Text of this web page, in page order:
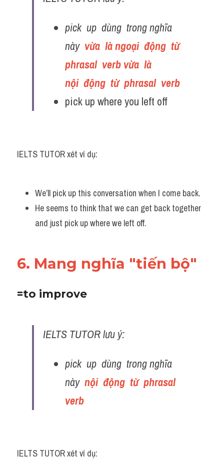
pick  up  dùng  trong nghĩa
này vừa  là ngoại  động  từ
phrasal  verb vừa  là
nội  động  từ  phrasal  verb
pick up where you left off
IELTS TUTOR xét ví dụ:
We’ll pick up this conversation when I come back.
He seems to think that we can get back together
and just pick up where we left off.
6. Mang nghĩa "tiến bộ"
=to improve
IELTS TUTOR lưu ý:
pick  up  dùng  trong nghĩa
này nội  động  từ  phrasal
verb
IELTS TUTOR xét ví dụ: